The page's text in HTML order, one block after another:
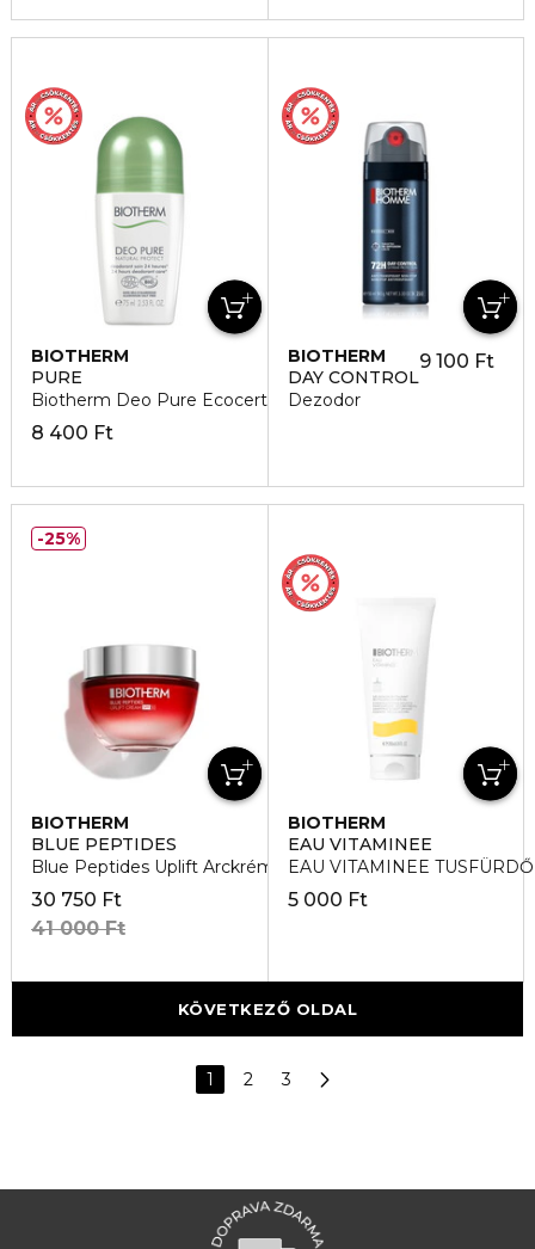
BIOTHERM
PURE
Biotherm Deo Pure Ecocert Golyós Dezodor
8 400 Ft
BIOTHERM
DAY CONTROL
Dezodor
9 100 Ft
BIOTHERM
BLUE PEPTIDES
Blue Peptides Uplift Arckrém SPF30
30 750 Ft
41 000 Ft
25%
BIOTHERM
EAU VITAMINEE
EAU VITAMINEE
5 000 Ft
KÖVETKEZŐ OLDAL
1 2 3